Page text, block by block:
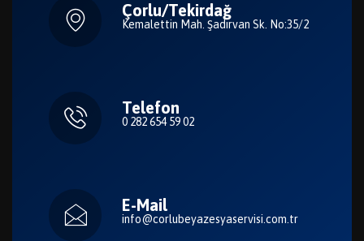
Çorlu/Tekirdağ
Kemalettin Mah. Şadırvan Sk. No:35/2
Telefon
0 282 654 59 02
E-Mail
info@corlubeyazesyaservisi.com.tr